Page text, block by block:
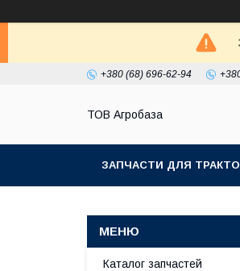
+380 (68) 696-62-94
ТОВ Агробаза
ЗАПЧАСТИ ДЛЯ
Каталог запчастей